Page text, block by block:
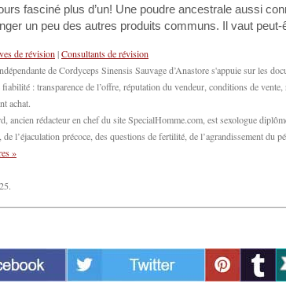
fasciné plus d’un! Une poudre ancestrale aussi
un peu des autres produits communs. Il vaut
de révision|Consultants de révision
de Cordyceps Sinensis Sauvage d’Anastore s'appuie sur les
: transparence de l’offre, réputation du vendeur, conditions de
achat.
ancien rédacteur en chef du site SpecialHomme.com, est sexologue
l’éjaculation précoce, des questions de fertilité, de l’agrandissement du
»